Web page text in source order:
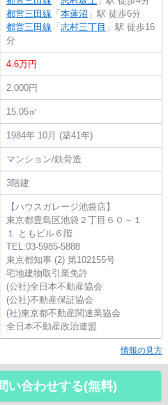
都営三田線 「 本蓮沼 」駅 徒歩6分
都営三田線 「 志村三丁目 」駅 徒歩16
分
4.6万円
2,000円
15.05㎡
1984年 10月 (築41年)
マンション/鉄骨造
3階建
【ハウスガレージ池袋店】
東京都豊島区池袋２丁目６０－１
１ ともビル６階
TEL:03-5985-5888
東京都知事 (2) 第102155号
宅地建物取引業免許
(公社)全日本不動産協会
(公社)不動産保証協会
(社)東京都不動産関連業協会
全日本不動産政治連盟
情報の見方
い合わせする(無料)